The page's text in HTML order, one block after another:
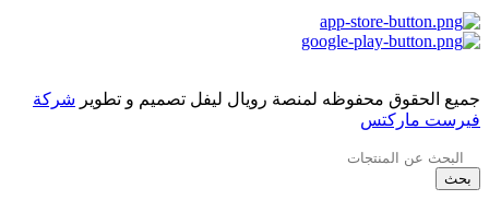
جميع الحقوق محفوظه لمنصة رويال ليفل تصميم و تطوير شركة
فيرست ماركتس
بحث